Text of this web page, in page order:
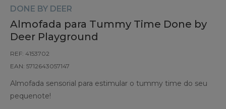
DONE BY DEER
Almofada para Tummy Time Done by
Deer Playground
REF: 4153702
EAN: 5712643057147
Almofada sensorial para estimular o tummy time do seu
pequenote!